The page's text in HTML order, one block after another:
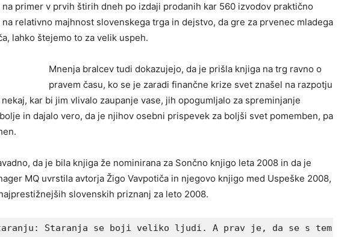
primer v prvih štirih dneh po izdaji prodanih kar 560 izvodov praktično
relativno majhnost slovenskega trga in dejstvo, da gre za prvenec mladega
lahko štejemo to za velik uspeh.
Mnenja bralcev tudi dokazujejo, da je prišla knjiga na trg ravno o
pravem času, ko se je zaradi finančne krize svet znašel na razpotju
kar bi jim vlivalo zaupanje vase, jih opogumljalo za spreminjanje
in dajalo vero, da je njihov osebni prispevek za boljši svet pomemben, pa
da je bila knjiga že nominirana za Sončno knjigo leta 2008 in da je
MQ uvrstila avtorja Žigo Vavpotiča in njegovo knjigo med Uspeške 2008,
slovenskih priznanj za leto 2008.